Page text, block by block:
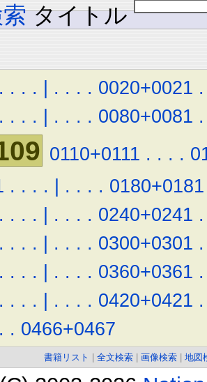
タイトル
. . . . | . . . . 0020+0021 .
. . . . | . . . . 0080+0081 .
0110+0111 . . . .
. . . . | . . . . 0180+0181
. . . . | . . . . 0240+0241 .
. . . . | . . . . 0300+0301 .
. . . . | . . . . 0360+0361 .
. . . . | . . . . 0420+0421 .
. . 0466+0467
書籍リスト 全文検索 画像検索 地図